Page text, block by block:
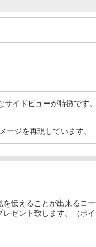
イドビューが特徴です。
ージを再現しています。
伝えることが出来るコー
ゼント致します。（ポイ